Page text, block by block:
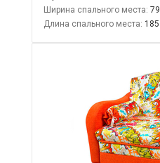
Ширина спального места: 79
Длина спального места: 185